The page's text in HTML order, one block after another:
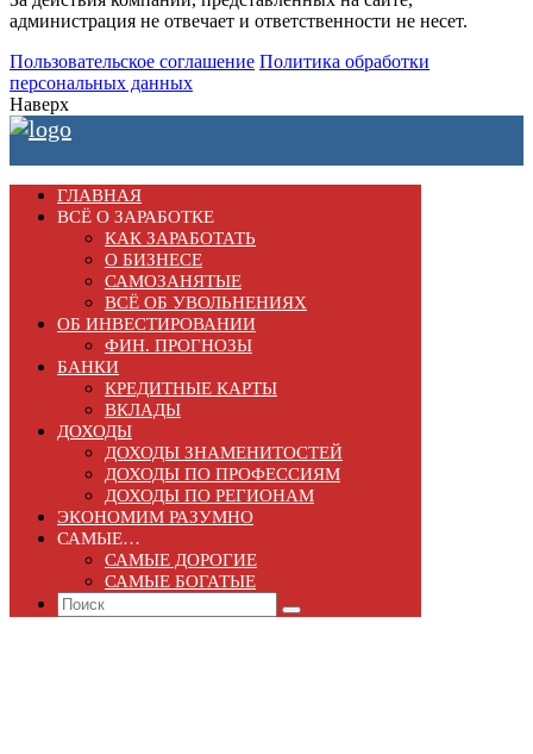
администрация не отвечает и ответственности не несет.
Пользовательское соглашение Политика обработки
персональных данных
Наверх
ГЛАВНАЯ
ВСЁ О ЗАРАБОТКЕ
КАК ЗАРАБОТАТЬ
О БИЗНЕСЕ
САМОЗАНЯТЫЕ
ВСЁ ОБ УВОЛЬНЕНИЯХ
ОБ ИНВЕСТИРОВАНИИ
ФИН. ПРОГНОЗЫ
БАНКИ
КРЕДИТНЫЕ КАРТЫ
ВКЛАДЫ
ДОХОДЫ
ДОХОДЫ ЗНАМЕНИТОСТЕЙ
ДОХОДЫ ПО ПРОФЕССИЯМ
ДОХОДЫ ПО РЕГИОНАМ
ЭКОНОМИМ РАЗУМНО
САМЫЕ…
САМЫЕ ДОРОГИЕ
САМЫЕ БОГАТЫЕ
Search